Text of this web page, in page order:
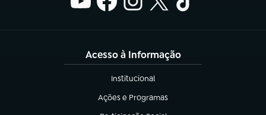
Acesso à Informação
Institucional
(abre em nova aba)
Ações e Programas
(abre em nova aba)